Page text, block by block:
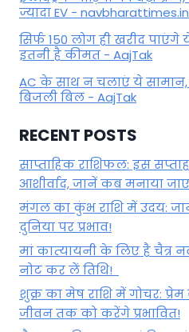
ज्यादा EV -
सिर्फ 150 लोग ही खरीद
इतनी है कीमत - AajTak
AC के साथ न चलाएं ये सामान,
बिजली बिल - AajTak
RECENT POSTS
साप्ताहिक राशिफल: इस
आशीर्वाद, जानें कब मनाया
मंगल का कुंभ राशि में उदय:
दुनिया पर प्रभाव!
मां कात्‍यायनी के लिए है चैत्र
नोट कर लें तिथि!
शुक्र का मेष राशि में गोचर:
जीवन तक को करेंगे प्रभावित!